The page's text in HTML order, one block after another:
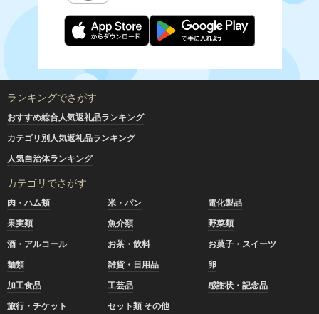
ランキングでさがす
おすすめ総合人気返礼品ランキング
カテゴリ別人気返礼品ランキング
人気自治体ランキング
カテゴリでさがす
肉・ハム類 米・パン
電化製品
果実類
魚介類
野菜類
酒・アルコール
お茶・飲料
お菓子・スイーツ
麺類
雑貨・日用品
卵
加工食品
工芸品
感謝状・記念品
旅行・チケット
セット類 その他